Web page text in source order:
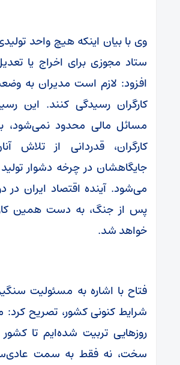
وی با بیان اینکه هیچ واحد
ستاد مجوزی برای اخراج یا
افزود: لازم است مدیران به
کارگران رسیدگی کنند. این
مسائل مالی محدود نمی‌شود،
کارگران، قدردانی از تلاش
جایگاهشان در چرخه دشوار
می‌شود. آینده اقتصاد ایران در
پس از جنگ، به دست همین
خواهد شد.
فتاح با اشاره به مسئولیت
شرایط کنونی کشور، تصریح کرد:
روزهایی تربیت شده‌ایم تا کشور
سخت، نه فقط به سمت